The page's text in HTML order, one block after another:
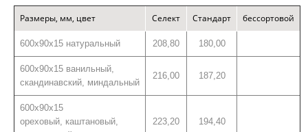
Размеры, мм, цвет Селект Стандарт бессортовой
600х90х15 натуральный 208,80 180,00
600х90х15 ванильный,
скандинавский, миндальный
216,00 187,20
600х90х15
ореховый, каштановый,
223,20 194,40